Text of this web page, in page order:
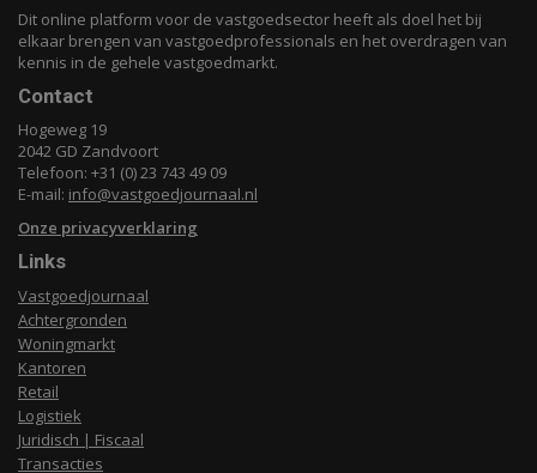
Dit online platform voor de vastgoedsector heeft als doel het bij
elkaar brengen van vastgoedprofessionals en het overdragen van
kennis in de gehele vastgoedmarkt.
Contact
Hogeweg 19
2042 GD Zandvoort
Telefoon: +31 (0) 23 743 49 09
E-mail: info@vastgoedjournaal.nl
Onze privacyverklaring
Links
Vastgoedjournaal
Achtergronden
Woningmarkt
Kantoren
Retail
Logistiek
Juridisch | Fiscaal
Transacties